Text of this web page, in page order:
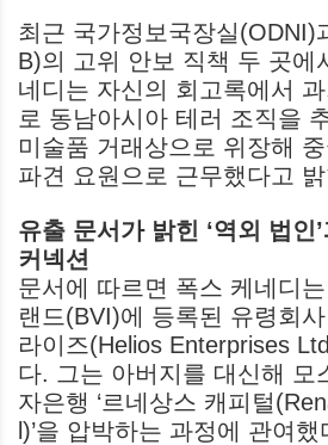
최근 국가정보국장실(ODNI)
B)의 고위 안보 직책 두 곳에
네디는 자신의 회고록에서
로 동남아시아 테러 조직을
미술품 거래상으로 위장해
파견 요원으로 근무했다고
유출 문서가 밝힌 ‘역외 법인
커넥션
문서에 따르면 폭스 케네디
랜드(BVI)에 등록된 유령회
라이즈(Helios Enterprises
다. 그는 아버지를 대신해 모
자은행 ‘르네상스 캐피털
l)’을 압박하는 과정에 관여했